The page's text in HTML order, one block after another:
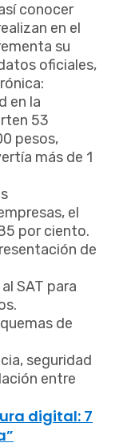
conocer
en el
su
oficiales,
en la
53
pesos,
más de 1
el
por ciento.
de
SAT para
de
seguridad
entre
digital: 7